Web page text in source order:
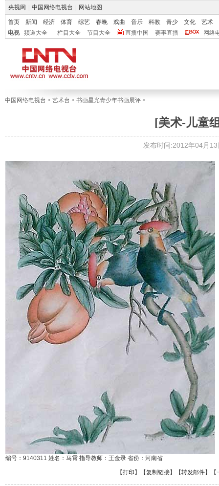
央视网 中国网络电视台 网站地图
首页 新闻 经济 体育 综艺 春晚 戏曲 音乐 科教 青少 文化
艺术
电视
频道大全 栏目大全 节目大全 直播中国 赛事直播 网络
中国网络电视台 > 艺术台 > 书画星光青少年书画展评 >
[美术-儿童
发布时间:2012年04月
编号：9140311 姓名：马霄 指导教师：王金录 省份：河南省
【打印 】【复制链接】【转发邮件】